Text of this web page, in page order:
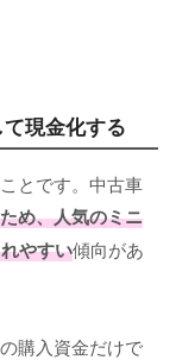
現金化する
とです。中古車
め、人気のミニ
やすい傾向があ
購入資金だけで